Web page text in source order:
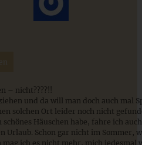
– mein zweites Buch und
Kuchen
aus Spargel und
– nicht????!!
und da will man doch auch mal
solchen Ort leider noch nicht
Häuschen habe, fahre ich
Urlaub. Schon gar nicht im Sommer,
mag ich es nicht mehr, mich jedesmal